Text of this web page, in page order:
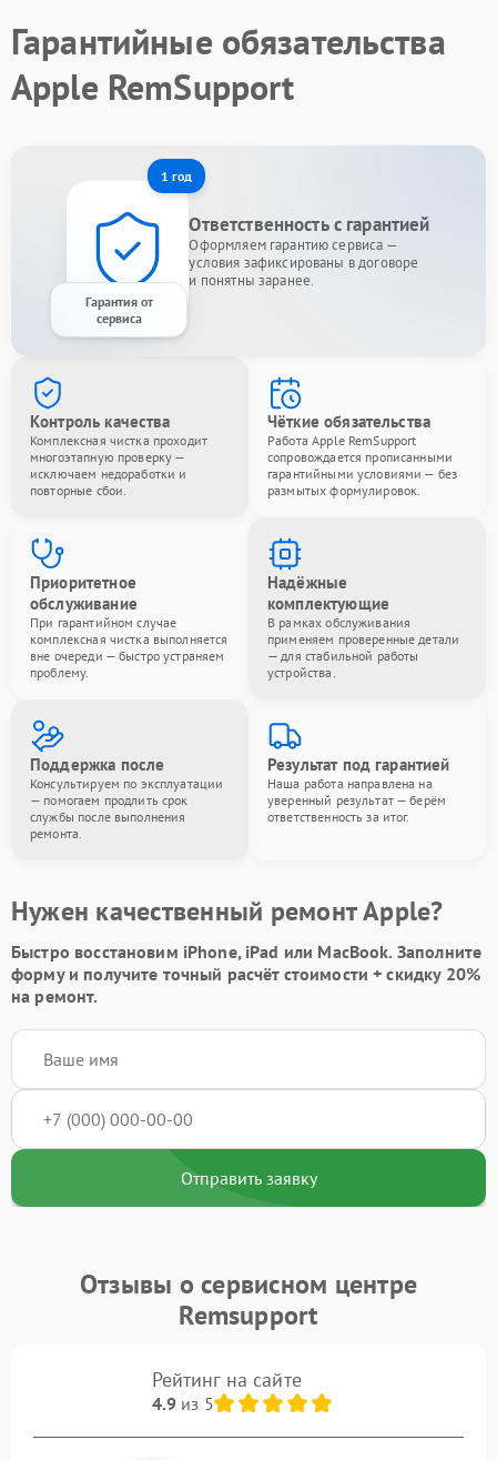
Гарантийные обязательства
Apple RemSupport
1 год
Гарантия от
сервиса
Ответственность с гарантией
Оформляем гарантию сервиса —
условия зафиксированы в договоре
и понятны заранее.
Контроль качества
Комплексная чистка проходит
многоэтапную проверку —
исключаем недоработки и
повторные сбои.
Чёткие обязательства
Работа Apple RemSupport
сопровождается прописанными
гарантийными условиями — без
размытых формулировок.
Приоритетное
обслуживание
При гарантийном случае
комплексная чистка выполняется
вне очереди — быстро устраняем
проблему.
Надёжные
комплектующие
В рамках обслуживания
применяем проверенные детали
— для стабильной работы
устройства.
Поддержка после
Консультируем по эксплуатации
— помогаем продлить срок
службы после выполнения
ремонта.
Результат под гарантией
Наша работа направлена на
уверенный результат — берём
ответственность за итог.
Нужен качественный ремонт Apple?
Быстро восстановим iPhone, iPad или MacBook. Заполните
формуи получите точный расчёт стоимости +скидку 20%
на ремонт.
Отправить заявку
Отзывы о сервисном центре
Remsupport
Рейтинг на сайте
4.9из 5